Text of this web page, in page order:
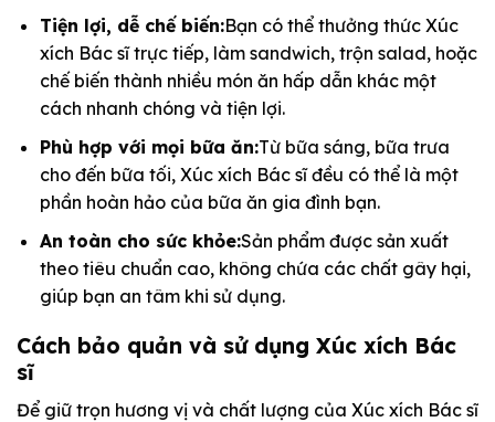
Tiện lợi, dễ chế biến:Bạn có thể thưởng thức Xúc
xích Bác sĩ trực tiếp, làm sandwich, trộn salad, hoặc
chế biến thành nhiều món ăn hấp dẫn khác một
cách nhanh chóng và tiện lợi.
Phù hợp với mọi bữa ăn:Từ bữa sáng, bữa trưa
cho đến bữa tối, Xúc xích Bác sĩ đều có thể là một
phần hoàn hảo của bữa ăn gia đình bạn.
An toàn cho sức khỏe:Sản phẩm được sản xuất
theo tiêu chuẩn cao, không chứa các chất gây hại,
giúp bạn an tâm khi sử dụng.
Cách bảo quản và sử dụng Xúc xích Bác
sĩ
Để giữ trọn hương vị và chất lượng của Xúc xích Bác sĩ